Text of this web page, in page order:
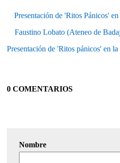
Presentación de 'Ritos Pánicos'
Faustino Lobato (Ateneo de
Presentación de 'Ritos pánicos' en
0 COMENTARIOS
Nombre